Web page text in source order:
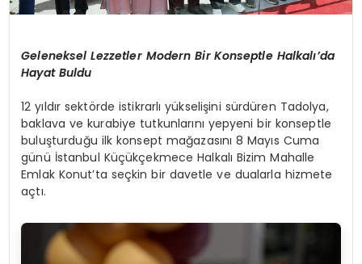
Geleneksel Lezzetler Modern Bir Konseptle Halkalı’da
Hayat Buldu
12 yıldır sektörde istikrarlı yükselişini sürdüren Tadolya,
baklava ve kurabiye tutkunlarını yepyeni bir konseptle
buluşturduğu ilk konsept mağazasını 8 Mayıs Cuma
günü İstanbul Küçükçekmece Halkalı Bizim Mahalle
Emlak Konut’ta seçkin bir davetle ve dualarla hizmete
açtı.